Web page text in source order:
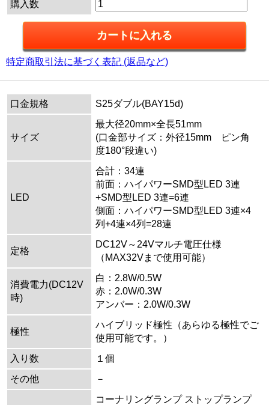
購入数
特定商取引法に基づく表記 (返品など)
口金規格 S25ダブル(BAY15d)
サイズ
最大径20mm×全長51mm
(口金部サイズ：外径15mm ピン角
度180°段違い)
LED
合計：34連
前面：ハイパワーSMD型LED 3連
+SMD型LED 3連=6連
側面：ハイパワーSMD型LED 3連×4
列+4連×4列=28連
定格
DC12V～24Vマルチ電圧仕様
（MAX32Vまで使用可能）
消費電力(DC12V
時)
白：2.8W/0.5W
赤：2.0W/0.3W
アンバー：2.0W/0.3W
極性
ハイブリッド極性（あらゆる極性でご
使用可能です。）
入り数
１個
その他
－
コーナリングランプ ストップランプ